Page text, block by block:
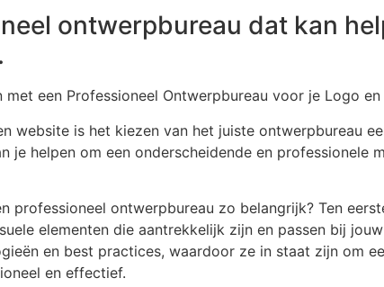
ontwerpbureau dat kan
met een Professioneel Ontwerpbureau voor je Logo en
website is het kiezen van het juiste ontwerpbureau
je helpen om een onderscheidende en professionele
professioneel ontwerpbureau zo belangrijk? Ten
elementen die aantrekkelijk zijn en passen bij
en best practices, waardoor ze in staat zijn om
en effectief.